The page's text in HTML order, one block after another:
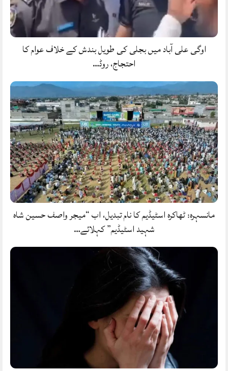
اوگی علی آباد میں بجلی کی طویل بندش کے خلاف عوام کا
احتجاج، روڈ…
مانسہرہ: ٹھاکرہ اسٹیڈیم کا نام تبدیل، اب “میجر واصف حسین شاہ
شہید اسٹیڈیم” کہلائے…